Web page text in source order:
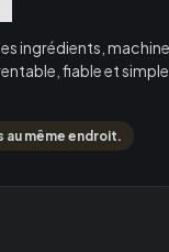
ingrédients,
fiable et
au même endroit.